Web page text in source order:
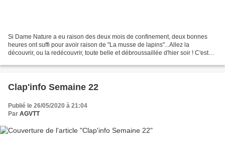
Si Dame Nature a eu raison des deux mois de confinement, deux bonnes
heures ont suffi pour avoir raison de "La musse de lapins"...Allez la
découvrir, ou la redécouvrir, toute belle et débroussaillée d'hier soir ! C'est
Clap'info Semaine 22
Publié le 26/05/2020 à 21:04
Par AGVTT